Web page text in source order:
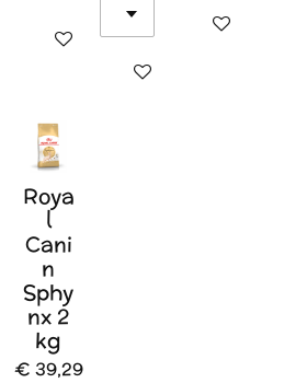
In winkelwagen
In winkelwagen
In winkelwagen
Roya
l
Cani
n
Sphy
nx 2
kg
€ 39,29